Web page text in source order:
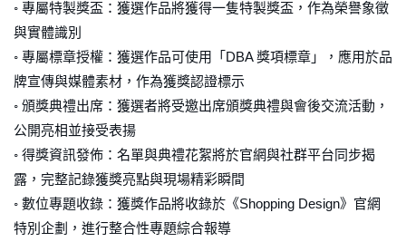
◦ 專屬特製獎盃：獲選作品將獲得一隻特製獎盃，作為榮譽象徵
與實體識別
◦ 專屬標章授權：獲選作品可使用「DBA 獎項標章」，應用於品
牌宣傳與媒體素材，作為獲獎認證標示
◦ 頒獎典禮出席：獲選者將受邀出席頒獎典禮與會後交流活動，
公開亮相並接受表揚
◦ 得獎資訊發佈：名單與典禮花絮將於官網與社群平台同步揭
露，完整記錄獲獎亮點與現場精彩瞬間
◦ 數位專題收錄：獲獎作品將收錄於《Shopping Design》官網
特別企劃，進行整合性專題綜合報導